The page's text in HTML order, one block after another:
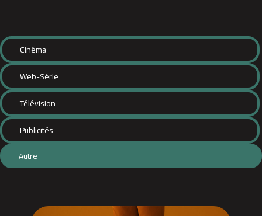
Cinéma
Web-Série
Télévision
Publicités
Autre